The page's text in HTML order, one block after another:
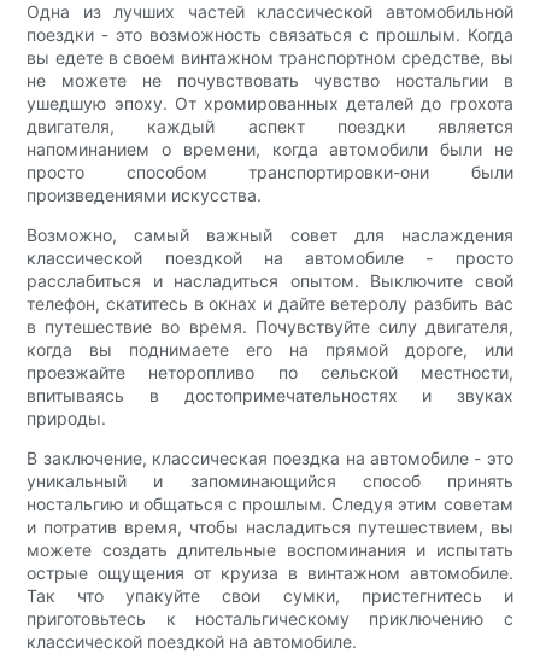
Одна из лучших частей классической автомобильной
поездки - это возможность связаться с прошлым. Когда
вы едете в своем винтажном транспортном средстве, вы
не можете не почувствовать чувство ностальгии в
ушедшую эпоху. От хромированных деталей до грохота
двигателя, каждый аспект поездки является
напоминанием о времени, когда автомобили были не
просто способом транспортировки-они были
произведениями искусства.
Возможно, самый важный совет для наслаждения
классической поездкой на автомобиле - просто
расслабиться и насладиться опытом. Выключите свой
телефон, скатитесь в окнах и дайте ветеролу разбить вас
в путешествие во время. Почувствуйте силу двигателя,
когда вы поднимаете его на прямой дороге, или
проезжайте неторопливо по сельской местности,
впитываясь в достопримечательностях и звуках
природы.
В заключение, классическая поездка на автомобиле - это
уникальный и запоминающийся способ принять
ностальгию и общаться с прошлым. Следуя этим советам
и потратив время, чтобы насладиться путешествием, вы
можете создать длительные воспоминания и испытать
острые ощущения от круиза в винтажном автомобиле.
Так что упакуйте свои сумки, пристегнитесь и
приготовьтесь к ностальгическому приключению с
классической поездкой на автомобиле.